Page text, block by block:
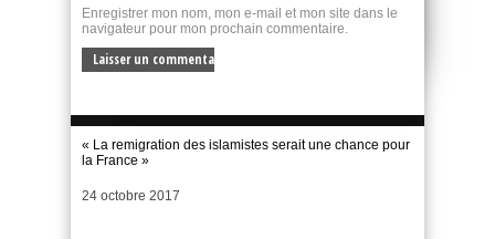
Enregistrer mon nom, mon e-mail et mon site dans le
navigateur pour mon prochain commentaire.
« La remigration des islamistes serait une chance pour
la France »
Date
24 octobre 2017